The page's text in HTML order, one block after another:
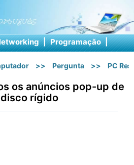
| Programação |
>> Pergunta >> PC
os anúncios pop-up de
rígido